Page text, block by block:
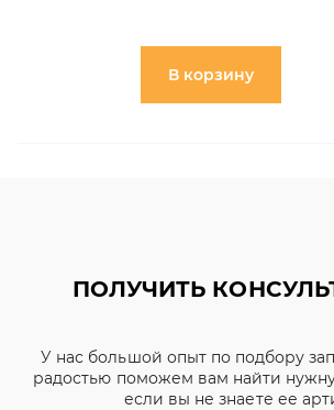
В корзину
ПОЛУЧИТЬ
У нас большой опыт по подбору
радостью поможем вам найти
если вы не знаете ее